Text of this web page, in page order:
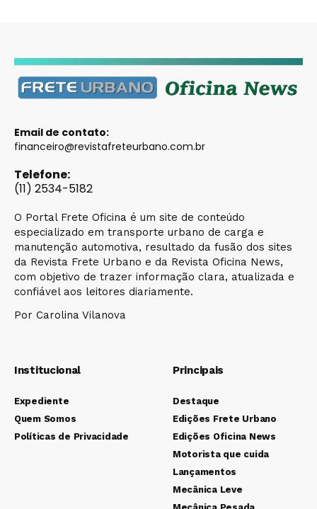
Email de contato:
financeiro@revistafreteurbano.com.br
Telefone:
(11) 2534-5182
O Portal Frete Oficina é um site de conteúdo
especializado em transporte urbano de carga e
manutenção automotiva, resultado da fusão dos sites
da Revista Frete Urbano e da Revista Oficina News,
com objetivo de trazer informação clara, atualizada e
confiável aos leitores diariamente.
Por Carolina Vilanova
Institucional
Expediente
Quem Somos
Políticas de Privacidade
Principais
Destaque
Edições Frete Urbano
Edições Oficina News
Motorista que cuida
Lançamentos
Mecânica Leve